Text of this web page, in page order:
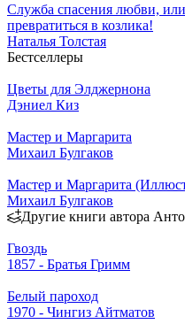
Служба спасения любви,
превратиться в козлика!
Наталья Толстая
Бестселлеры
Цветы для Элджернона
Дэниел Киз
Мастер и Маргарита
Михаил Булгаков
Мастер и Маргарита
Михаил Булгаков
Другие книги автора
Гвоздь
1857 - Братья Гримм
Белый пароход
1970 - Чингиз Айтматов